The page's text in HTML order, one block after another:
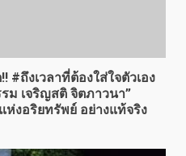
#ถึงเวลาที่ต้องใส่ใจตัวเอง
ม เจริญสติ จิตภาวนา”
งอริยทรัพย์ อย่างแท้จริง